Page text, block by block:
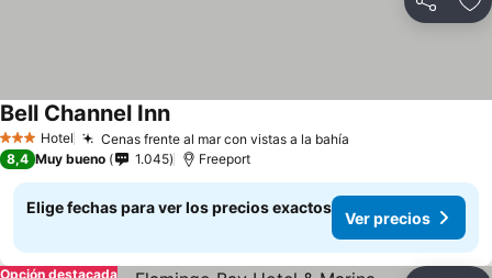
Compartir
3 Estrellas
Hotel Cenas frente al mar con vistas a la bahía
Bell Channel Inn
8,4 Muy bueno 1.045 Freeport
Elige fechas para ver los precios exactos
Ver precios
Opción destacada